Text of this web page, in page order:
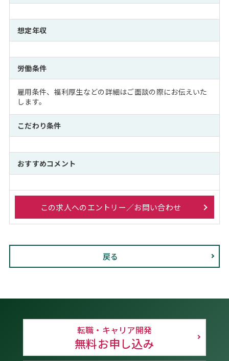
想定年収
労働条件
雇用条件、福利厚生などの詳細はご面談の際にお伝えいた
します。
こだわり条件
おすすめコメント
この求人へのエントリー／お問い合わせ
戻る
転職・キャリア開発
無料お申し込み